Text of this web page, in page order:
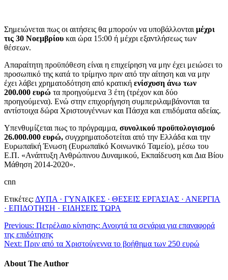
Σημειώνεται πως οι αιτήσεις θα μπορούν να υποβάλλονται μέχρι
τις 30 Νοεμβρίου και ώρα 15:00 ή μέχρι εξαντλήσεως των
θέσεων.
Απαραίτητη προϋπόθεση είναι η επιχείρηση να μην έχει μειώσει το
προσωπικό της κατά το τρίμηνο πριν από την αίτηση και να μην
έχει λάβει χρηματοδότηση από κρατική ενίσχυση άνω των
200.000 ευρώ τα προηγούμενα 3 έτη (τρέχον και δύο
προηγούμενα). Ενώ στην επιχορήγηση συμπεριλαμβάνονται τα
αντίστοιχα δώρα Χριστουγέννων και Πάσχα και επιδόματα αδείας.
Υπενθυμίζεται πως το πρόγραμμα, συνολικού προϋπολογισμού
26.000.000 ευρώ, συγχρηματοδοτείται από την Ελλάδα και την
Ευρωπαϊκή Ένωση (Ευρωπαϊκό Κοινωνικό Ταμείο), μέσω του
Ε.Π. «Ανάπτυξη Ανθρώπινου Δυναμικού, Εκπαίδευση και Δια Βίου
Μάθηση 2014-2020».
cnn
Ετικέτες: ΔΥΠΑ · ΓΥΝΑΙΚΕΣ · ΘΕΣΕΙΣ ΕΡΓΑΣΙΑΣ · ΑΝΕΡΓΙΑ
· ΕΠΙΔΟΤΗΣΗ · ΕΙΔΗΣΕΙΣ ΤΩΡΑ
Previous: Πετρέλαιο κίνησης: Ανοιχτά τα σενάρια για επαναφορά
της επιδότησης
Next: Πριν από τα Χριστούγεννα το βοήθημα των 250 ευρώ
About The Author